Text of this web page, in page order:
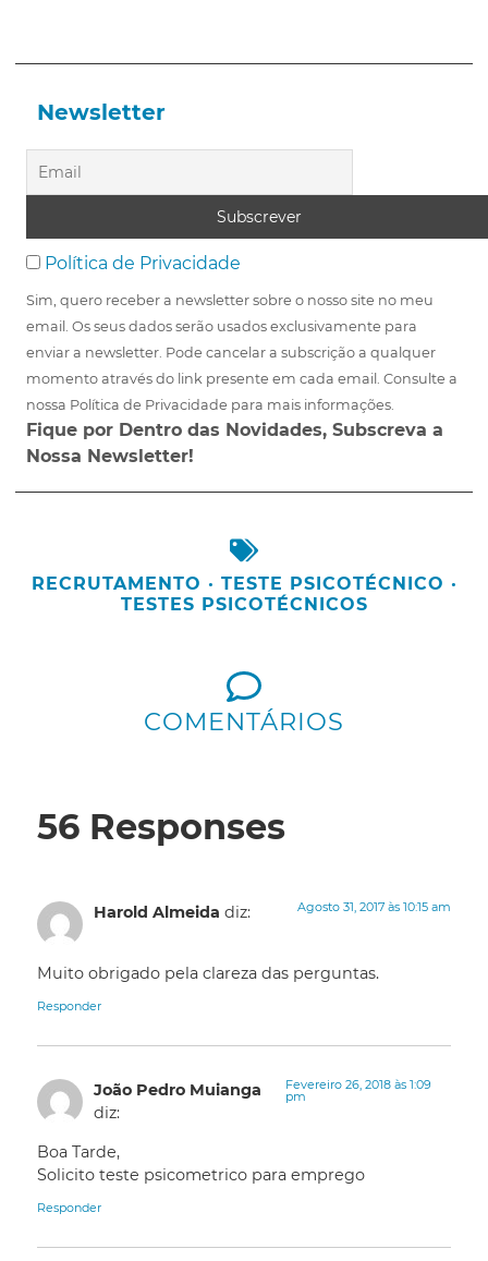
Newsletter
Política de Privacidade
Sim, quero receber a newsletter sobre o nosso site no meu
email. Os seus dados serão usados exclusivamente para
enviar a newsletter. Pode cancelar a subscrição a qualquer
momento através do link presente em cada email. Consulte a
nossa Política de Privacidade para mais informações.
Fique por Dentro das Novidades, Subscreva a
Nossa Newsletter!
RECRUTAMENTO · TESTE PSICOTÉCNICO ·
TESTES PSICOTÉCNICOS
COMENTÁRIOS
56 Responses
Harold Almeida diz: Agosto 31, 2017 às 10:15 am
Muito obrigado pela clareza das perguntas.
Responder
João Pedro Muianga
diz:
Fevereiro 26, 2018 às 1:09
pm
Boa Tarde,
Solicito teste psicometrico para emprego
Responder